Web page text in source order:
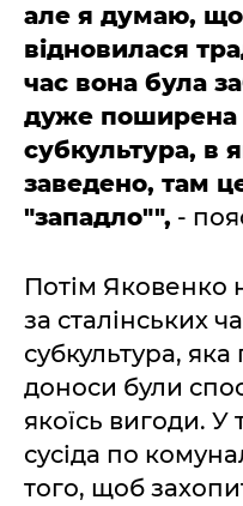
але я думаю, що
відновилася
час вона була
дуже поширена
субкультура, в
заведено, там
"западло"", -
Потім Яковенко
за сталінських
субкультура,
доноси були
якоїсь вигоди.
сусіда по
того, щоб